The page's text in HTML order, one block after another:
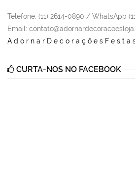
Telefone: (11) 2614-0890 / WhatsApp
Email :
CURTA-NOS NO FACEBOOK